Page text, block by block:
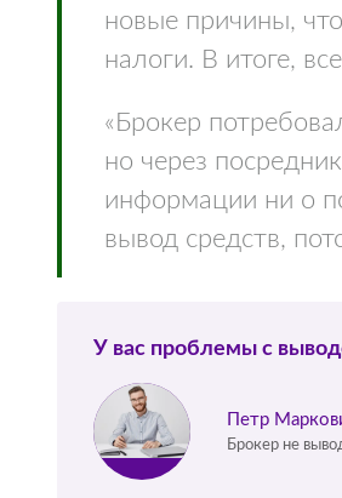
новые причины,
налоги. В итоге,
«Брокер
но через
информации ни о
вывод средств,
У вас проблемы с
Петр
Брокер не